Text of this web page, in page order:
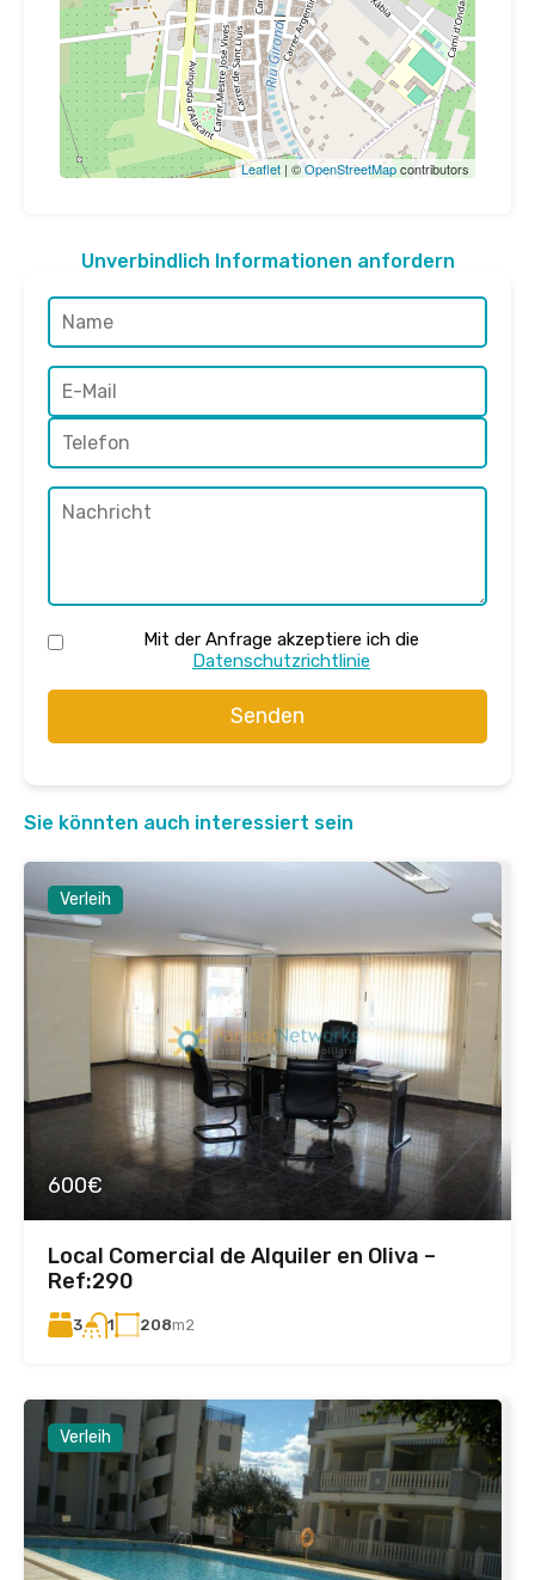
Leaflet | ©OpenStreetMapcontributors
Unverbindlich Informationen anfordern
Mit der Anfrage akzeptiere ich die
Datenschutzrichtlinie
Senden
Sie könnten auch interessiert sein
Verleih
600€
Local Comercial de Alquiler en Oliva –
Ref:290
3 1 208m2
Verleih